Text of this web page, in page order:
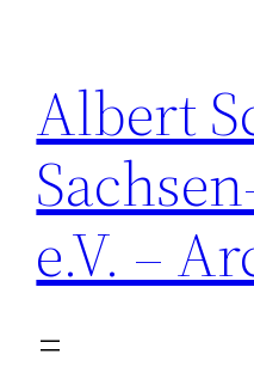
springen
Albert
e.V. –